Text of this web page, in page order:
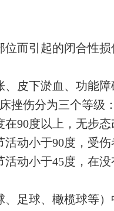
而引起的闭合性损
皮下淤血、功能
挫伤分为三个等级：
在90度以上，无步态
活动小于90度，受伤
活动小于45度，在没
足球、橄榄球等